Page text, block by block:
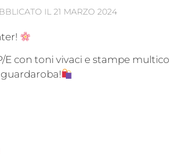
IL 21 MARZO 2024
con toni vivaci e stampe